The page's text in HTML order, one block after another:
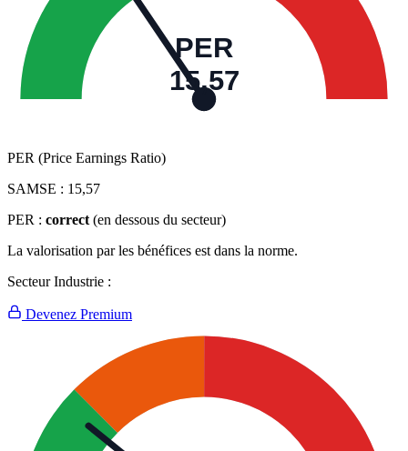
PER
15,57
PER (Price Earnings Ratio)
SAMSE : 15,57
PER : correct (en dessous du secteur)
La valorisation par les bénéfices est dans la norme.
Secteur Industrie :
Devenez Premium